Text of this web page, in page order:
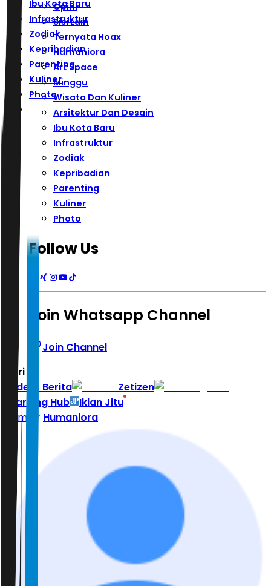
Ibu Kota Baru
Infrastruktur
Zodiak
Kepribadian
Parenting
Kuliner
Photo
Opini
Sisi Lain
Ternyata Hoax
Humaniora
Art Space
Minggu
Wisata Dan Kuliner
Arsitektur Dan Desain
Ibu Kota Baru
Infrastruktur
Zodiak
Kepribadian
Parenting
Kuliner
Photo
Follow Us
Join Whatsapp Channel
Join Channel
Hari ini
Indeks Berita
Zetizen
Learning Hub
Iklan Jitu
Home
Humaniora